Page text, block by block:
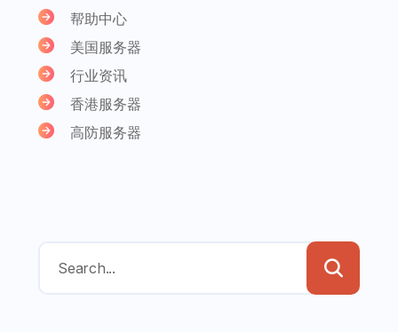
帮助中心
美国服务器
行业资讯
香港服务器
高防服务器